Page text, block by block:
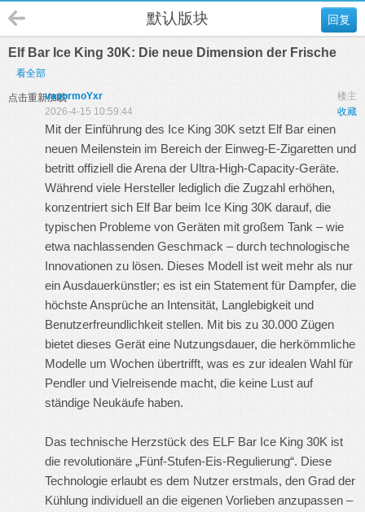
回复
默认版块
Elf Bar Ice King 30K: Die neue Dimension der Frische
看全部
点击重新加载 楼主
vapormoYxr
收藏
2026-4-15 10:59:44
Mit der Einführung des Ice King 30K setzt Elf Bar einen
neuen Meilenstein im Bereich der Einweg-E-Zigaretten und
betritt offiziell die Arena der Ultra-High-Capacity-Geräte.
Während viele Hersteller lediglich die Zugzahl erhöhen,
konzentriert sich Elf Bar beim Ice King 30K darauf, die
typischen Probleme von Geräten mit großem Tank – wie
etwa nachlassenden Geschmack – durch technologische
Innovationen zu lösen. Dieses Modell ist weit mehr als nur
ein Ausdauerkünstler; es ist ein Statement für Dampfer, die
höchste Ansprüche an Intensität, Langlebigkeit und
Benutzerfreundlichkeit stellen. Mit bis zu 30.000 Zügen
bietet dieses Gerät eine Nutzungsdauer, die herkömmliche
Modelle um Wochen übertrifft, was es zur idealen Wahl für
Pendler und Vielreisende macht, die keine Lust auf
ständige Neukäufe haben.
Das technische Herzstück des ELF Bar Ice King 30K ist
die revolutionäre „Fünf-Stufen-Eis-Regulierung“. Diese
Technologie erlaubt es dem Nutzer erstmals, den Grad der
Kühlung individuell an die eigenen Vorlieben anzupassen –